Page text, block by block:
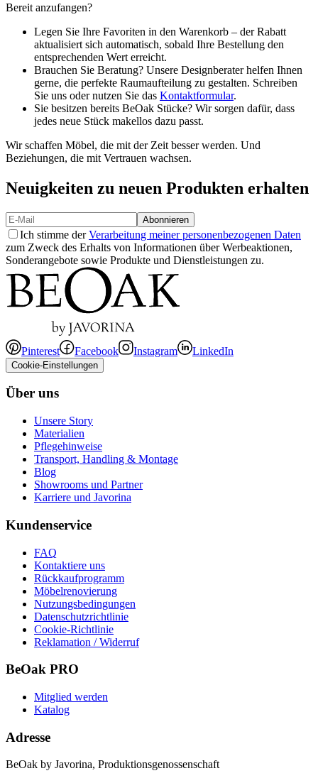
Bereit anzufangen?
Legen Sie Ihre Favoriten in den Warenkorb – der Rabatt
aktualisiert sich automatisch, sobald Ihre Bestellung den
entsprechenden Wert erreicht.
Brauchen Sie Beratung? Unsere Designberater helfen Ihnen
gerne, die perfekte Raumaufteilung zu gestalten. Schreiben
Sie uns oder nutzen Sie das Kontaktformular.
Sie besitzen bereits BeOak Stücke? Wir sorgen dafür, dass
jedes neue Stück makellos dazu passt.
Wir schaffen Möbel, die mit der Zeit besser werden. Und
Beziehungen, die mit Vertrauen wachsen.
Neuigkeiten zu neuen Produkten erhalten
Abonnieren
Ich stimme derVerarbeitung meiner personenbezogenen Daten
zum Zweck des Erhalts von Informationen über Werbeaktionen,
Sonderangebote sowie Produkte und Dienstleistungen zu.
Pinterest Facebook Instagram LinkedIn
Cookie-Einstellungen
Über uns
Unsere Story
Materialien
Pflegehinweise
Transport, Handling & Montage
Blog
Showrooms und Partner
Karriere und Javorina
Kundenservice
FAQ
Kontaktiere uns
Rückkaufprogramm
Möbelrenovierung
Nutzungsbedingungen
Datenschutzrichtlinie
Cookie-Richtlinie
Reklamation / Widerruf
BeOak PRO
Mitglied werden
Katalog
Adresse
BeOak by Javorina, Produktionsgenossenschaft